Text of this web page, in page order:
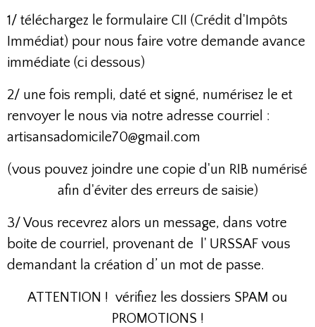
1/ téléchargez le formulaire CII (Crédit d'Impôts
Immédiat) pour nous faire votre demande avance
immédiate (ci dessous)
2/ une fois rempli, daté et signé, numérisez le et
renvoyer le nous via notre adresse courriel :
artisansadomicile70@gmail.com
(vous pouvez joindre une copie d'un RIB numérisé
afin d'éviter des erreurs de saisie)
3/ Vous recevrez alors un message, dans votre
boite de courriel, provenant de l' URSSAF vous
demandant la création d’ un mot de passe.
ATTENTION ! vérifiez les dossiers SPAM ou
PROMOTIONS !